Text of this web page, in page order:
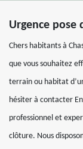
Urgence pose
Chers habitants à
que vous souhaitez
terrain ou habitat
hésiter à contacter
professionnel et
clôture. Nous